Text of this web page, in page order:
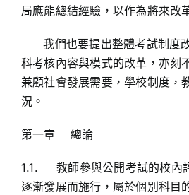
局應能總結經驗，以作為將來改
我們也要提出整體考試制度
科考核內容與模式的改革，亦刻
兼顧社會發展需要，學校制度，
況。
第一章 總論
1.1. 教師參與公開考試的校內
逐漸發展而施行，屬於個別科目